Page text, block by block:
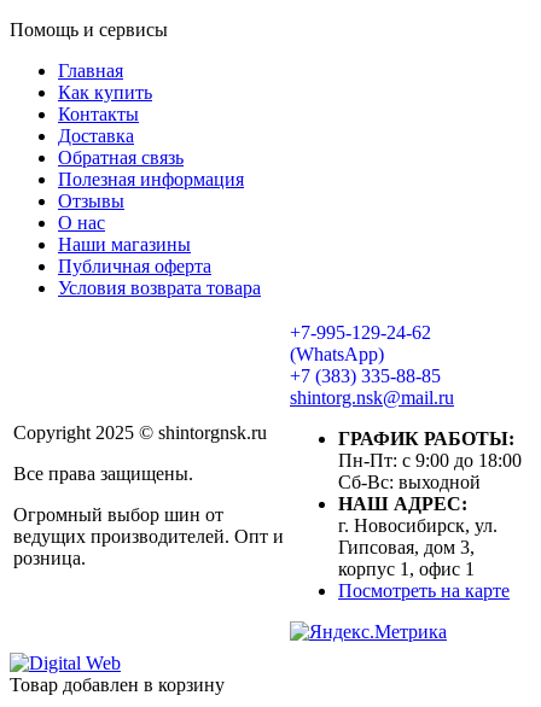
Помощь и сервисы
Главная
Как купить
Контакты
Доставка
Обратная связь
Полезная информация
Отзывы
О нас
Наши магазины
Публичная оферта
Условия возврата товара
Copyright 2025 © shintorgnsk.ru
Все права защищены.
Огромный выбор шин от
ведущих производителей. Опт и
розница.
+7-995-129-24-62
(WhatsApp)
+7 (383) 335-88-85
shintorg.nsk@mail.ru
ГРАФИК РАБОТЫ:
Пн-Пт: с 9:00 до 18:00
Сб-Вс: выходной
НАШ АДРЕС:
г. Новосибирск, ул.
Гипсовая, дом 3,
корпус 1, офис 1
Посмотреть на карте
Товар добавлен в корзину